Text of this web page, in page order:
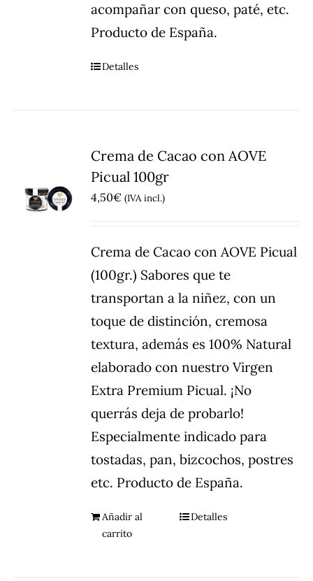
acompañar con queso, paté, etc.
Producto de España.
Detalles
Crema de Cacao con AOVE
Picual 100gr
4,50€ (IVA incl.)
Crema de Cacao con AOVE Picual
(100gr.) Sabores que te
transportan a la niñez, con un
toque de distinción, cremosa
textura, además es 100% Natural
elaborado con nuestro Virgen
Extra Premium Picual. ¡No
querrás deja de probarlo!
Especialmente indicado para
tostadas, pan, bizcochos, postres
etc. Producto de España.
Añadir al
carrito
Detalles